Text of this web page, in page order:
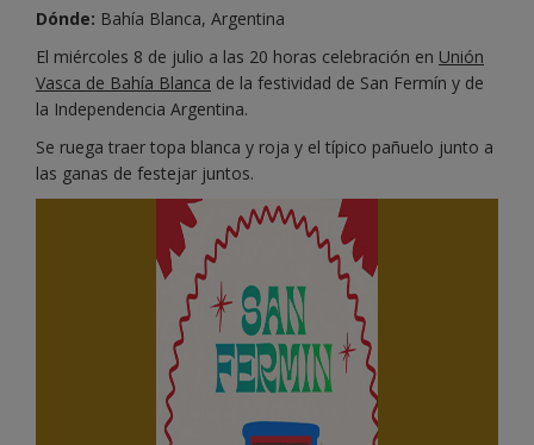
Dónde: Bahía Blanca, Argentina
El miércoles 8 de julio a las 20 horas celebración en Unión
Vasca de Bahía Blanca de la festividad de San Fermín y de
la Independencia Argentina.
Se ruega traer topa blanca y roja y el típico pañuelo junto a
las ganas de festejar juntos.